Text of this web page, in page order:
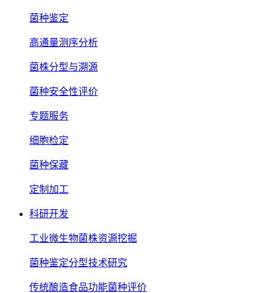
菌种鉴定
高通量测序分析
菌株分型与溯源
菌种安全性评价
专题服务
细胞检定
菌种保藏
定制加工
科研开发
工业微生物菌株资源挖掘
菌种鉴定分型技术研究
传统酿造食品功能菌种评价